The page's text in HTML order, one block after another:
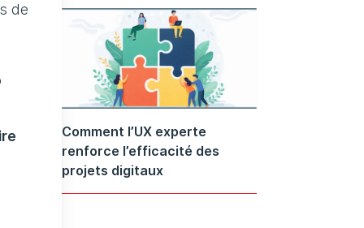
de
Comment l’UX experte
renforce l’efficacité des
projets digitaux